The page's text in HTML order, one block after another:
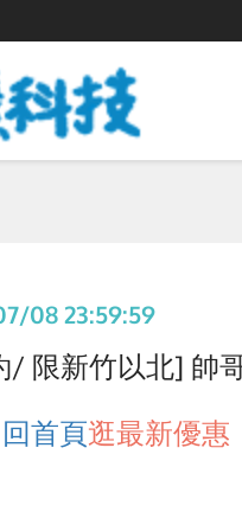
08 23:59:59
/ 限新竹以北] 帥
回首頁逛最新優惠